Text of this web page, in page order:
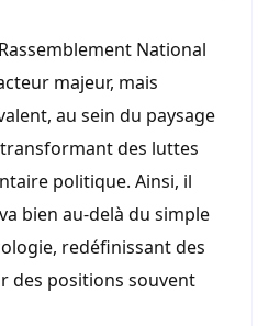
National
majeur, mais
au sein du paysage
des luttes
politique. Ainsi, il
bien au-delà du simple
redéfinissant des
des positions souvent